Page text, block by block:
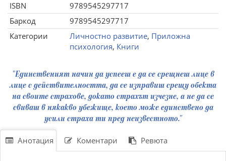
ISBN
9789545297717
Баркод
9789545297717
Категории
Личностно развитие, Приложна
психология, Книги
"Единственият начин да успееш е да се срещнеш лице в
лице с действителността, да се изправиш срещу обекта
на своите страхове, докато страхът изчезне, а не да се
свиваш в някакво убежище, което може единствено да
усили страха ти пред неизвестното."
Анотация Коментари Ревюта